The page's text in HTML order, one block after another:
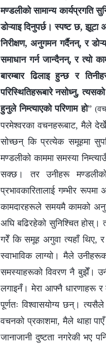
मण्डलीको सामान्य कार्यप्रगति
डोऱ्याइ दिनुपर्छ। स्पष्ट छ, झूटा
निरीक्षण, अनुगमन गर्दैनन्, र
समाधान गर्न जान्दैनन्, र त्यो
बारम्बार ढिलाइ हुन्छ र
परिस्थितिहरूबारे नसोध्नु,
हुनुले निम्त्याएको परिणाम हो”
परमेश्‍वरका वचनहरूबाट, मैले देखेँ
सोच्छन् कि प्रत्येक समूहमा
मण्डलीको काममा समस्या
सक्छ। तर उनीहरू मण्डलीको
प्रभावकारितालाई गम्भीर
कामदारहरूले समयमै कामको
अघि बढिरहेको सुनिश्चित होस्।
गरेँ कि समूह अगुवा त्यहाँ थिए,
स्वाभाविक लाग्यो। मैले
समस्याहरूको विवरण नै बुझेँ।
लगाइनँ। मेरा आफ्नै धारणाहरू र
पूर्णतः विश्वासयोग्य छन्।
वचनको प्रकाशमा, मैले थाहा
जानाजानी दुष्टता नगरेकी भए